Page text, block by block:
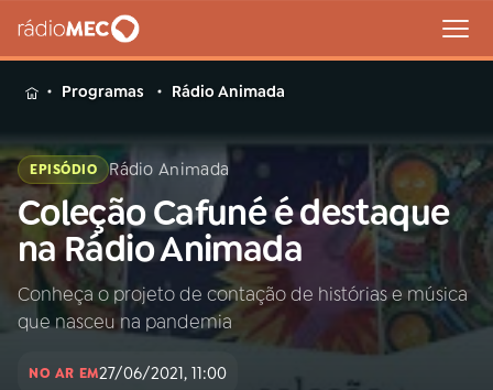
MENU
Buscar
na
Rádio
MEC
Buscar
Início
Programas Rádio Animada
EPISÓDIO Rádio Animada
Coleção Cafuné é destaque
na Rádio Animada
Conheça o projeto de contação de histórias e música
que nasceu na pandemia
NO AR EM27/06/2021, 11:00